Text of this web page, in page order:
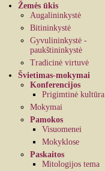
Žemės ūkis
Augalininkystė
Bitininkystė
Gyvulininkystė -
paukštininkystė
Tradicinė virtuvė
Švietimas-mokymai
Konferencijos
Prigimtinė kultūra
Mokymai
Pamokos
Visuomenei
Mokyklose
Paskaitos
Mitologijos tema